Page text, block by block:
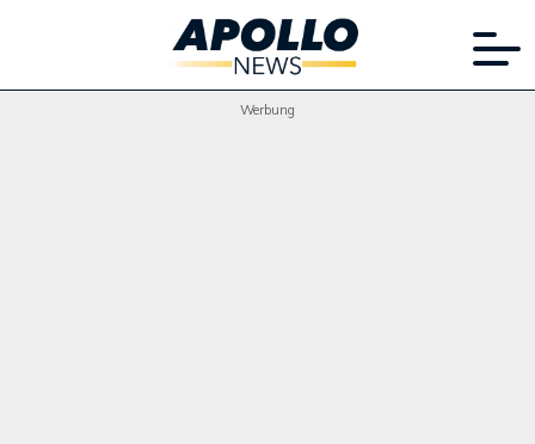
Werbung